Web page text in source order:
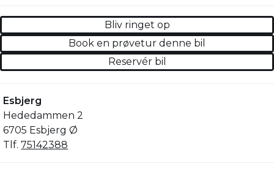
Bliv ringet op
Book en prøvetur denne bil
Reservér bil
Esbjerg
Hededammen 2
6705 Esbjerg Ø
Tlf.75142388